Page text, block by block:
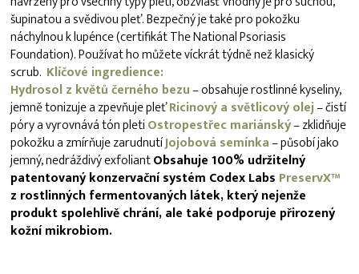
šupinatou a svědivou pleť. Bezpečný je také pro pokožku
náchylnou k lupénce (certifikát The National Psoriasis
Foundation). Používat ho můžete víckrát týdně než klasický
scrub. Klíčové ingredience:
Hydrosol z květů černého bezu– obsahuje rostlinné kyseliny,
jemně tonizuje a zpevňuje pleťRicinový a světlicový olej– čistí
póry a vyrovnává tón pletiOstropestřec mariánský– zklidňuje
pokožku a zmírňuje zarudnutíJojobová semínka– působí jako
jemný, nedráždivý exfoliantObsahuje 100% udržitelný
patentovaný konzervační systém Codex Labs PreservX™
z rostlinných fermentovaných látek, který nejenže
produkt spolehlivě chrání, ale také podporuje přirozený
kožní mikrobiom.